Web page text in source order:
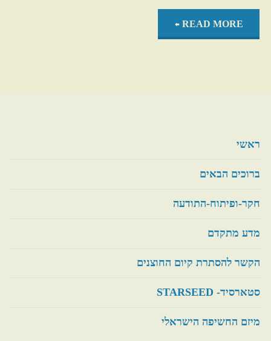
READ MORE "כאשר
ראשי
ברוכים הבאים
חקר-ופיתוח-התודעה
מדע מתקדם
הקשר להסתרת קיום החוצנים
סטארסיד- STARSEED
מיזם החשיפה הישראלי